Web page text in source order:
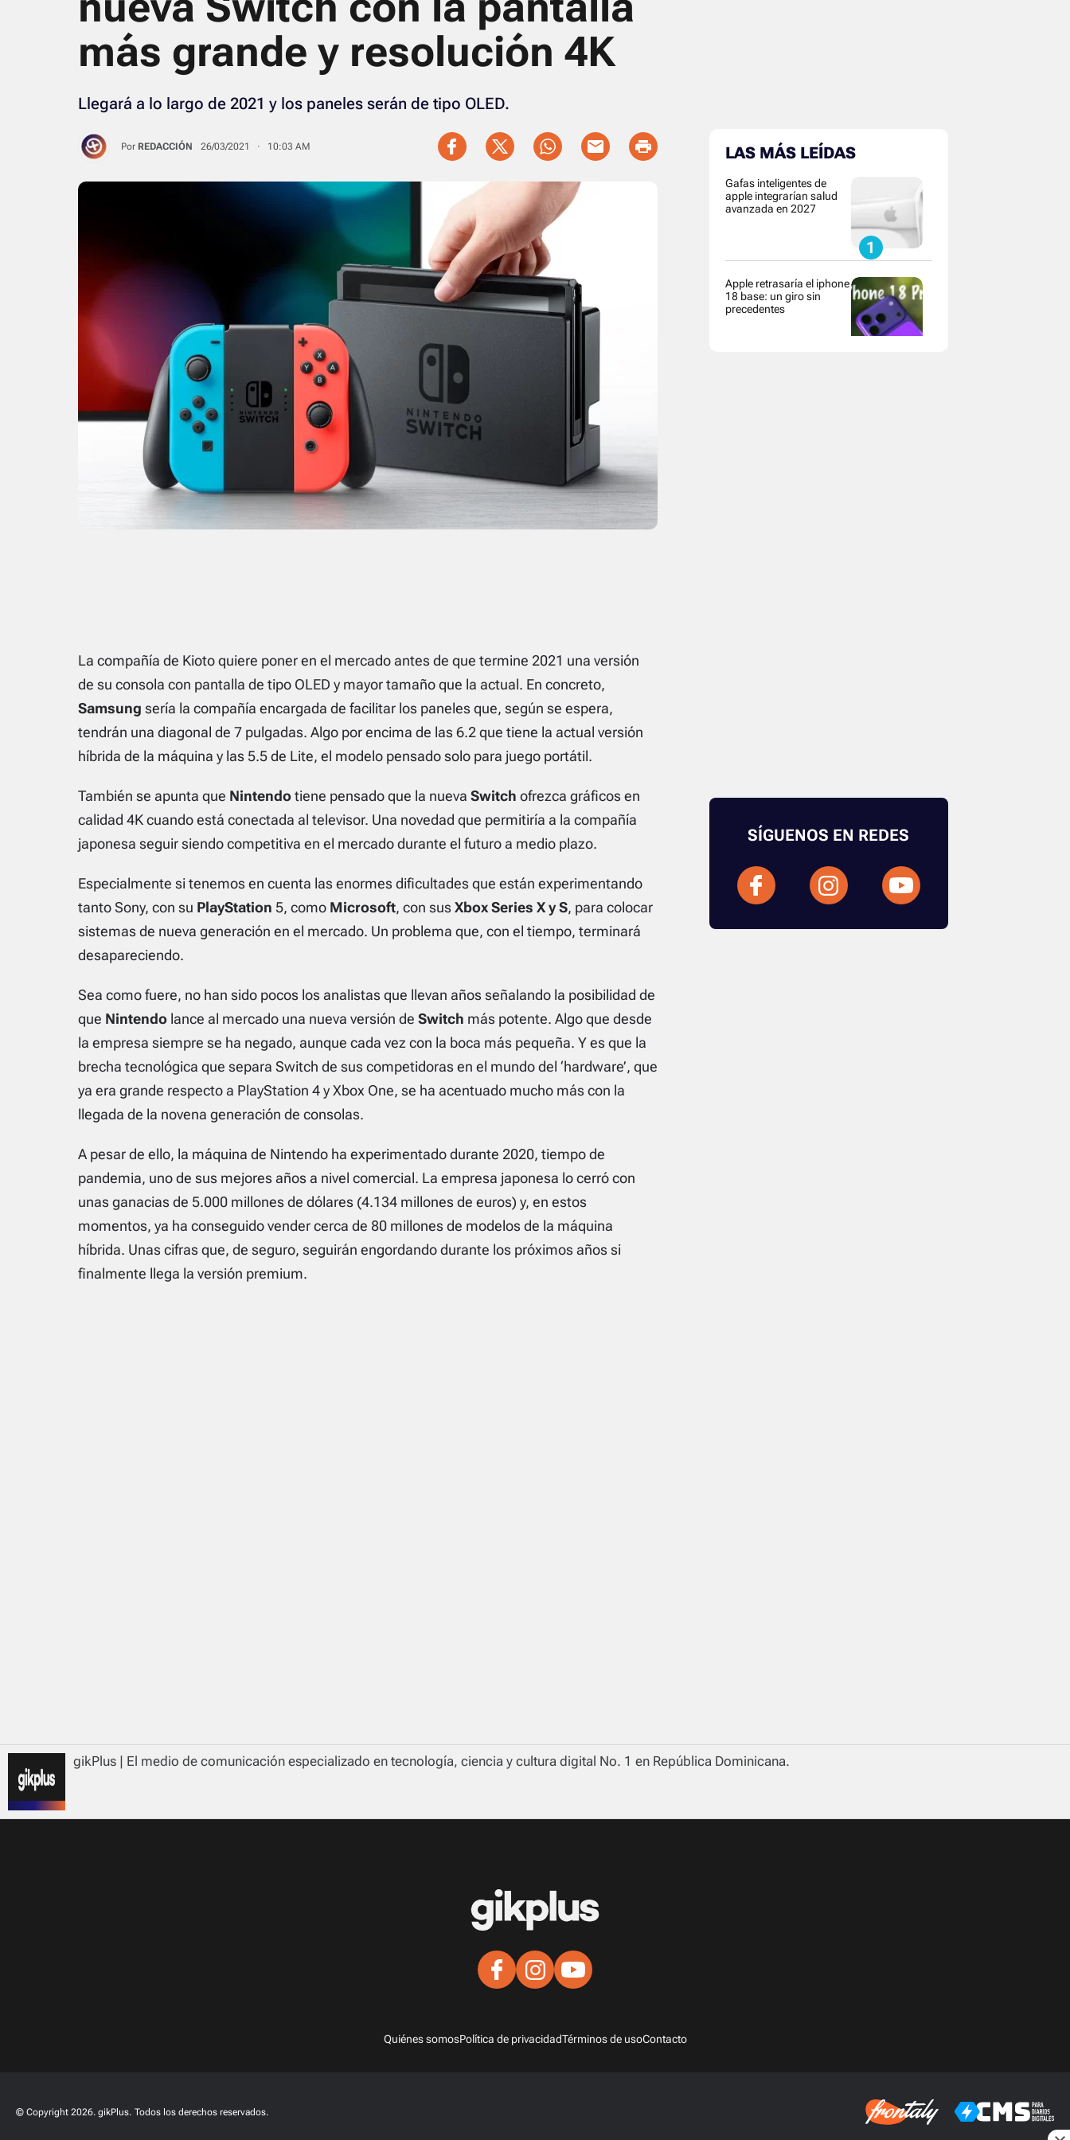
más grande y resolución 4K
Llegará a lo largo de 2021 y los paneles serán de tipo OLED.
Por REDACCIÓN 26/03/2021 · 10:03 AM
La compañía de Kioto quiere poner en el mercado antes de que termine 2021 una versión
de su consola con pantalla de tipo OLED y mayor tamaño que la actual. En concreto,
Samsung sería la compañía encargada de facilitar los paneles que, según se espera,
tendrán una diagonal de 7 pulgadas. Algo por encima de las 6.2 que tiene la actual versión
híbrida de la máquina y las 5.5 de Lite, el modelo pensado solo para juego portátil.
También se apunta que Nintendotiene pensado que la nueva Switch ofrezca gráficos en
calidad 4K cuando está conectada al televisor. Una novedad que permitiría a la compañía
japonesa seguir siendo competitiva en el mercado durante el futuro a medio plazo.
Especialmente si tenemos en cuenta las enormes dificultades que están experimentando
tanto Sony, con su PlayStation 5, como Microsoft, con susXbox Series X y S, para colocar
sistemas de nueva generación en el mercado. Un problema que, con el tiempo, terminará
desapareciendo.
Sea como fuere, no han sido pocos los analistas que llevan años señalando la posibilidad de
que Nintendolance al mercado una nueva versión de Switch más potente. Algo que desde
la empresa siempre se ha negado, aunque cada vez con la boca más pequeña. Y es que la
brecha tecnológica que separa Switch de sus competidoras en el mundo del ‘hardware’, que
ya era grande respecto a PlayStation 4 y Xbox One, se ha acentuado mucho más con la
llegada de la novena generación de consolas.
A pesar de ello, la máquina de Nintendo ha experimentado durante 2020, tiempo de
pandemia, uno de sus mejores años a nivel comercial. La empresa japonesa lo cerró con
unas ganacias de 5.000 millones de dólares (4.134 millones de euros) y, en estos
momentos, ya ha conseguido vender cerca de 80 millones de modelos de la máquina
híbrida. Unas cifras que, de seguro, seguirán engordando durante los próximos años si
finalmente llega la versión premium.
LAS MÁS LEÍDAS
Gafas inteligentes de
apple integrarían salud
avanzada en 2027
Apple retrasaría el iphone
18 base: un giro sin
precedentes
SÍGUENOS EN REDES
gikPlus | El medio de comunicación especializado en tecnología, ciencia y cultura digital No. 1 en República Dominicana.
Quiénes somosPolítica de privacidadTérminos de usoContacto
© Copyright 2026. gikPlus. Todos los derechos reservados.